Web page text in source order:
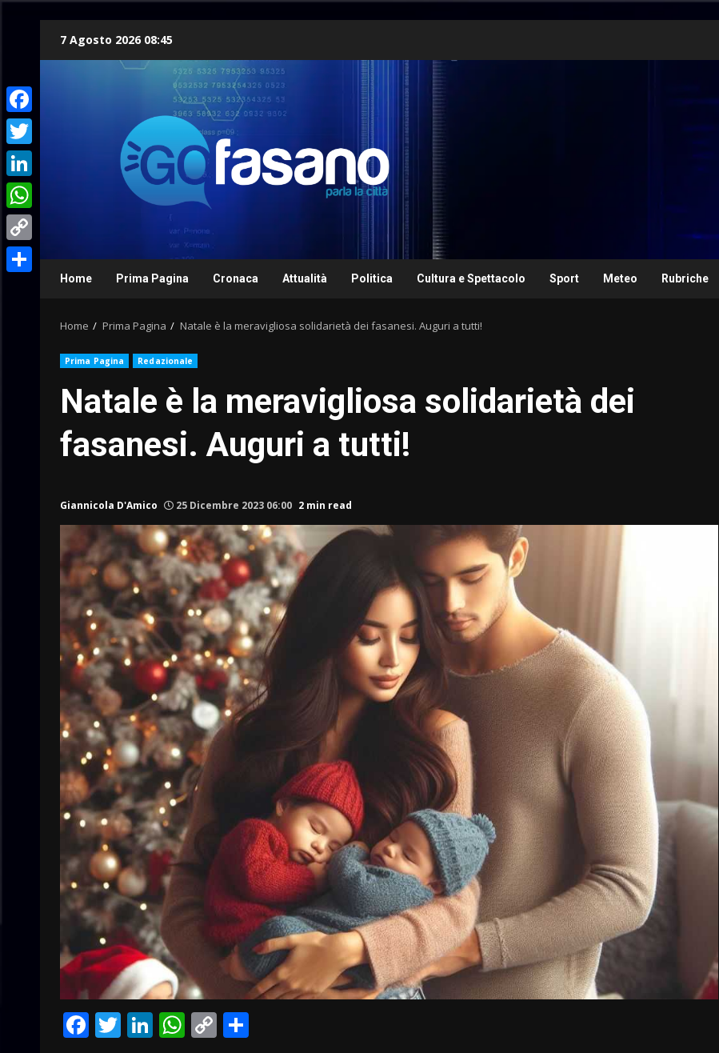
7 Agosto 2026 08:45
Home Prima Pagina Cronaca Attualità Politica Cultura e Spettacolo Sport Meteo Rubriche
Home Prima Pagina Natale è la meravigliosa solidarietà dei fasanesi. Auguri a tutti!
Prima Pagina Redazionale
Natale è la meravigliosa solidarietà dei
fasanesi. Auguri a tutti!
Giannicola D'Amico 25 Dicembre 2023 06:00 2 min read
Facebook
Twitter
LinkedIn
WhatsApp
Copy
Facebook
Twitter
LinkedIn
WhatsApp
Copy